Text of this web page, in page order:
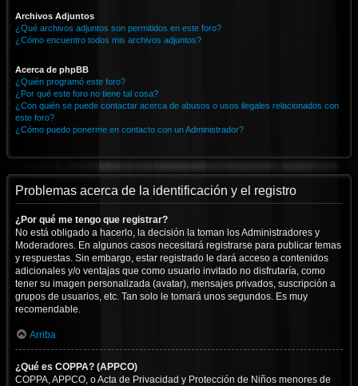
Archivos Adjuntos
¿Qué archivos adjuntos son permitidos en este foro?
¿Cómo encuentro todos mis archivos adjuntos?
Acerca de phpBB
¿Quién programó este foro?
¿Por qué este foro no tiene tal cosa?
¿Con quién se puede contactar acerca de abusos o usos ilegales relacionados con
este foro?
¿Cómo puedo ponerme en contacto con un Administrador?
Problemas acerca de la identificación y el registro
¿Por qué me tengo que registrar?
No está obligado a hacerlo, la decisión la toman los Administradores y
Moderadores. En algunos casos necesitará registrarse para publicar temas
y respuestas. Sin embargo, estar registrado le dará acceso a contenidos
adicionales y/o ventajas que como usuario invitado no disfrutaría, como
tener su imagen personalizada (avatar), mensajes privados, suscripción a
grupos de usuarios, etc. Tan solo le tomará unos segundos. Es muy
recomendable.
Arriba
¿Qué es COPPA? (APPCO)
COPPA, APPCO, o Acta de Privacidad y Protección de Niños menores de